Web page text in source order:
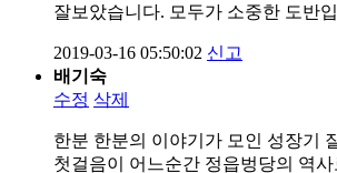
잘보았습니다. 모두가 소중한 도반
2019-03-16 05:50:02 신고
배기숙
수정 삭제
한분 한분의 이야기가 모인 성장기
첫걸음이 어느순간 정읍벙당의 역